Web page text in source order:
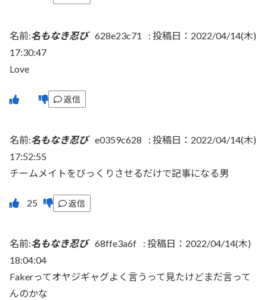
名前:名もなき忍び 628e23c71 : 投稿日：2022/04/14(木)
17:30:47
Love
返信
名前:名もなき忍び e0359c628 : 投稿日：2022/04/14(木)
17:52:55
チームメイトをびっくりさせるだけで記事になる男
返信
名前:名もなき忍び 68ffe3a6f : 投稿日：2022/04/14(木)
18:04:04
Fakerってオヤジギャグよく言うって見たけどまだ言って
んのかな